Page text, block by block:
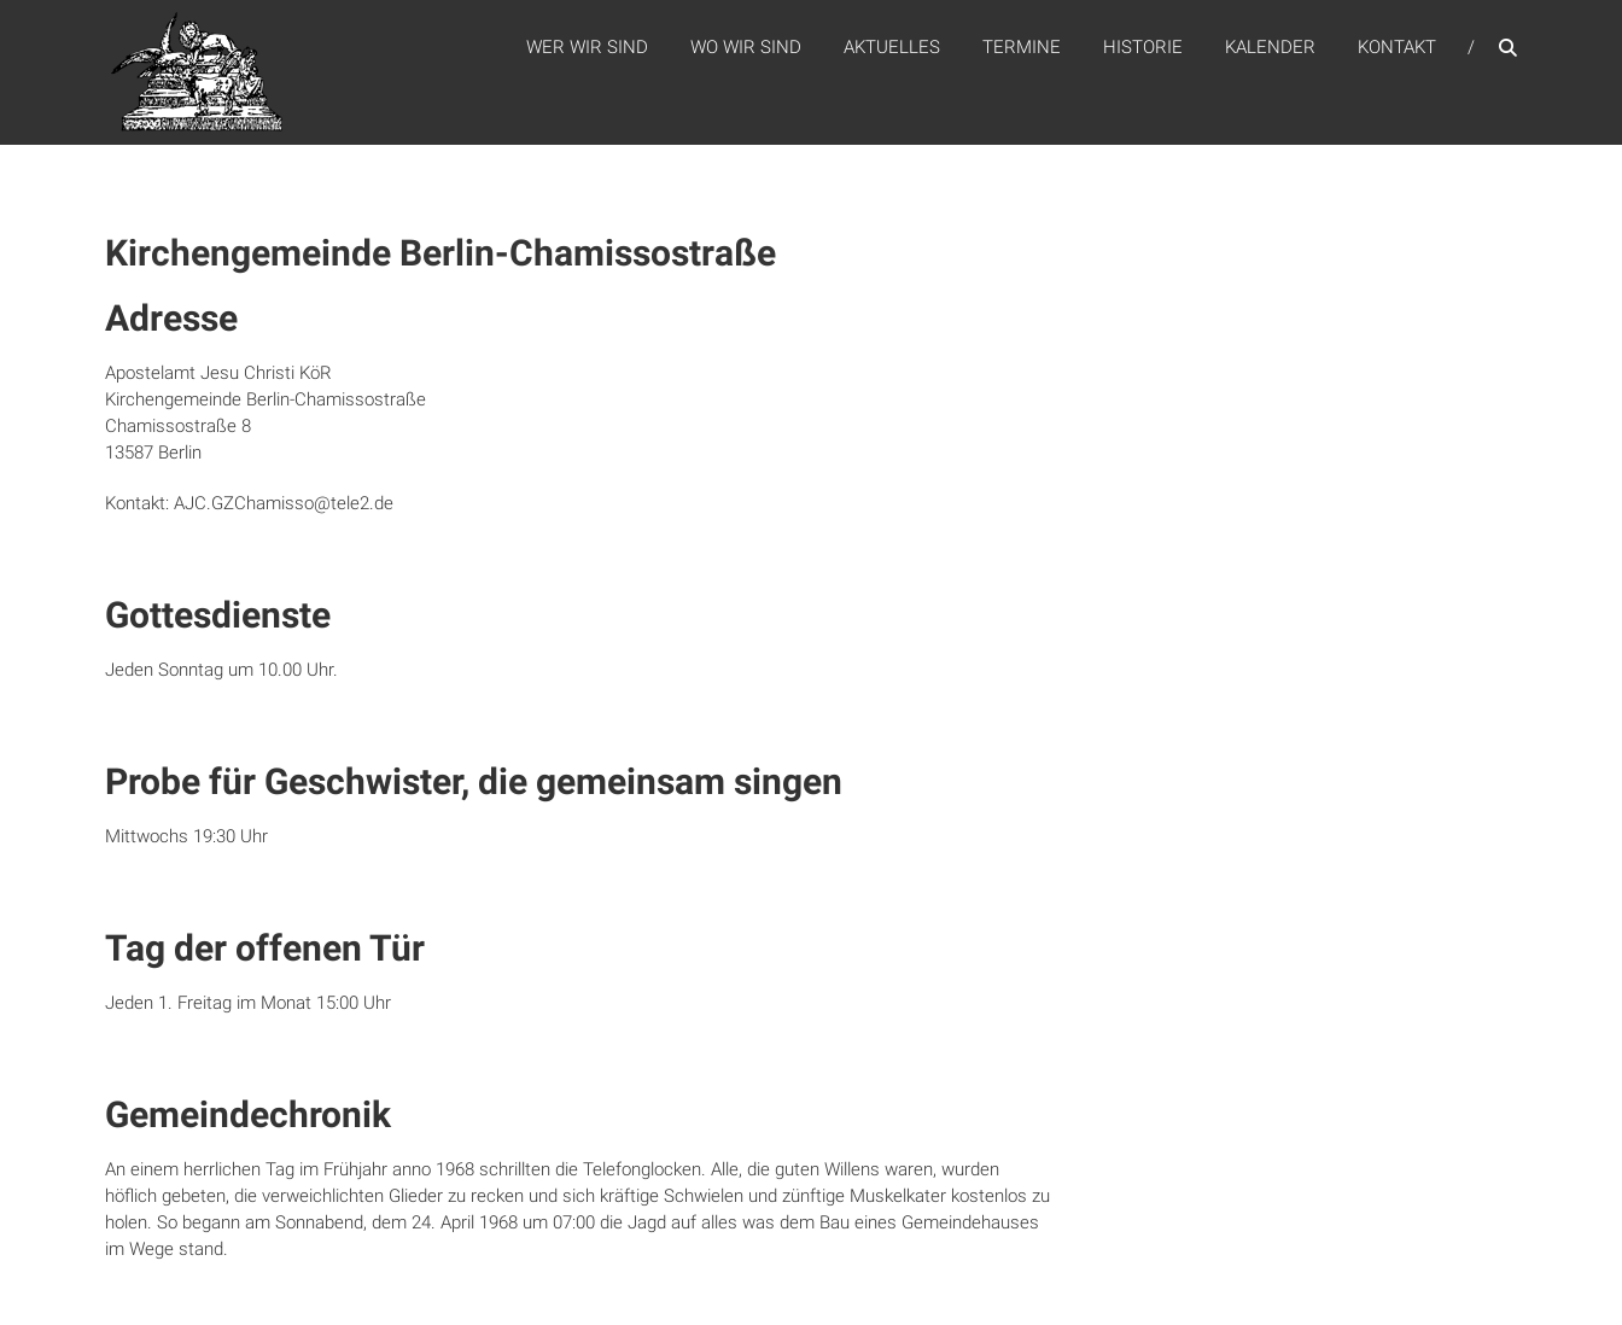
WEBSITE DES
APOSTELAMTES
JESU CHRISTI
KÖR
WER WIR SIND WO WIR SIND AKTUELLES TERMINE HISTORIE KALENDER KONTAKT
Kirchengemeinde Berlin-Chamissostraße
Adresse
Apostelamt Jesu Christi KöR
Kirchengemeinde Berlin-Chamissostraße
Chamissostraße 8
13587 Berlin
Kontakt: AJC.GZChamisso@tele2.de
Gottesdienste
Jeden Sonntag um 10.00 Uhr.
Probe für Geschwister, die gemeinsam singen
Mittwochs 19:30 Uhr
Tag der offenen Tür
Jeden 1. Freitag im Monat 15:00 Uhr
Gemeindechronik
An einem herrlichen Tag im Frühjahr anno 1968 schrillten die Telefonglocken. Alle, die guten Willens waren, wurden
höflich gebeten, die verweichlichten Glieder zu recken und sich kräftige Schwielen und zünftige Muskelkater kostenlos zu
holen. So begann am Sonnabend, dem 24. April 1968 um 07:00 die Jagd auf alles was dem Bau eines Gemeindehauses
im Wege stand.